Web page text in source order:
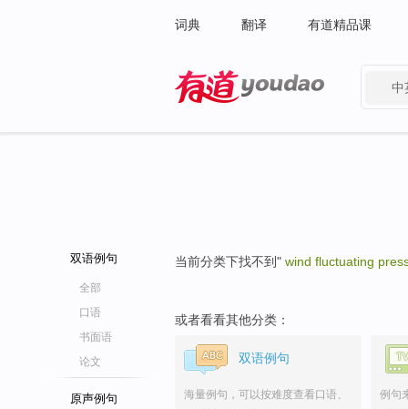
词典 翻译 有道精品课
中
双语例句
全部
口语
书面语
论文
原声例句
当前分类下找不到" wind fluctuating
或者看看其他分类：
双语例句
海量例句，可以按难度查看口语、
例句